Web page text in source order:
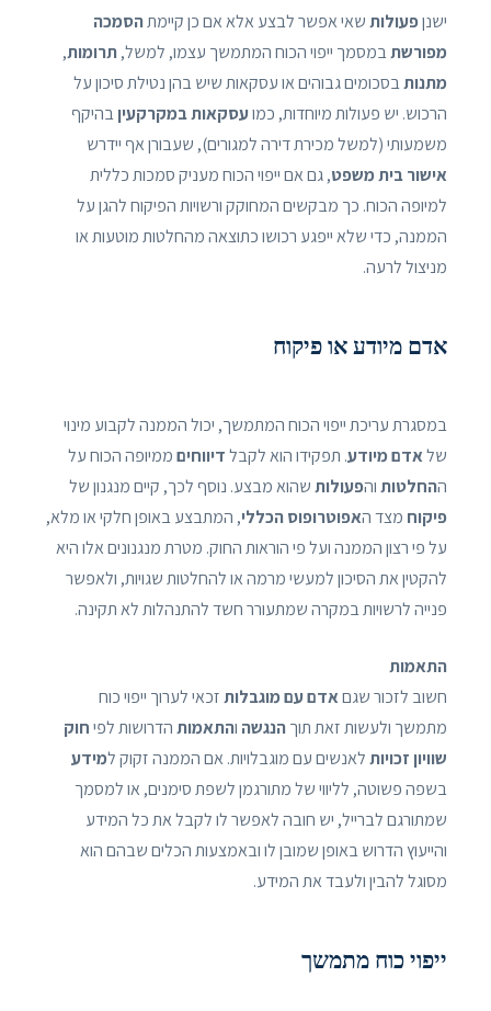
ישנןפעולותשאי אפשר לבצע אלא אם כן קיימתהסמכה
מפורשתבמסמך ייפוי הכוח המתמשך עצמו, למשל,תרומות,
מתנותבסכומים גבוהים או עסקאות שיש בהן נטילת סיכון על
הרכוש. יש פעולות מיוחדות, כמועסקאות במקרקעיןבהיקף
משמעותי (למשל מכירת דירה למגורים), שעבורן אף יידרש
אישור בית משפט, גם אם ייפוי הכוח מעניק סמכות כללית
למיופה הכוח. כך מבקשים המחוקק ורשויות הפיקוח להגן על
הממנה, כדי שלא ייפגע רכושו כתוצאה מהחלטות מוטעות או
מניצול לרעה.
אדם מיודע או פיקוח
במסגרת עריכת ייפוי הכוח המתמשך, יכול הממנה לקבוע מינוי
שלאדם מיודע. תפקידו הוא לקבלדיווחיםממיופה הכוח על
ההחלטותוהפעולותשהוא מבצע. נוסף לכך, קיים מנגנון של
פיקוח מצד האפוטרופוס הכללי, המתבצע באופן חלקי או מלא,
על פי רצון הממנה ועל פי הוראות החוק. מטרת מנגנונים אלו היא
להקטין את הסיכון למעשי מרמה או להחלטות שגויות, ולאפשר
פנייה לרשויות במקרה שמתעורר חשד להתנהלות לא תקינה.
התאמות
חשוב לזכור שגםאדם עם מוגבלותזכאי לערוך ייפוי כוח
מתמשך ולעשות זאת תוךהנגשה והתאמותהדרושות לפיחוק
שוויון זכויותלאנשים עם מוגבלויות. אם הממנה זקוק למידע
בשפה פשוטה, לליווי של מתורגמן לשפת סימנים, או למסמך
שמתורגם לברייל, יש חובה לאפשר לו לקבל את כל המידע
והייעוץ הדרוש באופן שמובן לו ובאמצעות הכלים שבהם הוא
מסוגל להבין ולעבד את המידע.
ייפוי כוח מתמשך